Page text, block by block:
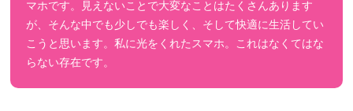
マホです。見えないことで大変なことはたくさんあります
が、そんな中でも少しでも楽しく、そして快適に生活してい
こうと思います。私に光をくれたスマホ。これはなくてはな
らない存在です。